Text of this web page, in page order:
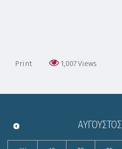
Print 1,007Views
ΑΎΓΟΥΣΤΟΣ